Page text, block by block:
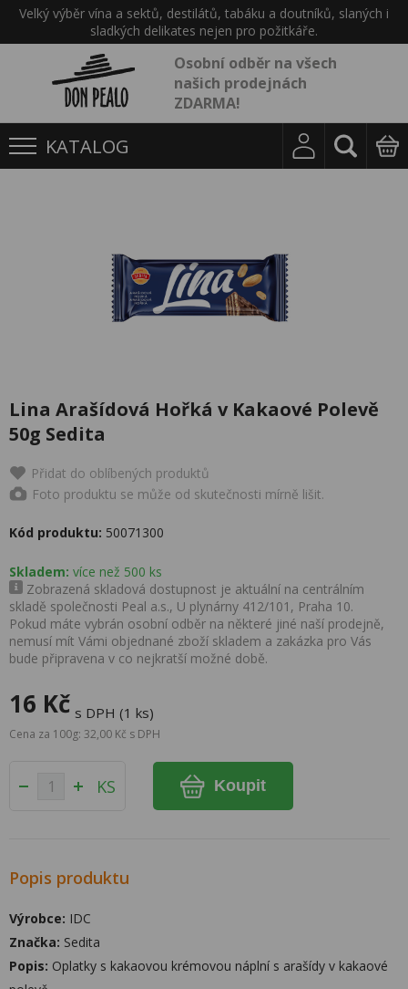
Velký výběr vína a sektů, destilátů, tabáku a doutníků, slaných i
sladkých delikates nejen pro požitkáře.
Osobní odběr na všech
našich prodejnách
ZDARMA!
KATALOG
Lina Arašídová Hořká v Kakaové Polevě
50g Sedita
Přidat do oblíbených produktů
Foto produktu se může od skutečnosti mírně lišit.
Kód produktu: 50071300
Skladem: více než 500 ks
Zobrazená skladová dostupnost je aktuální na centrálním
skladě společnosti Peal a.s., U plynárny 412/101, Praha 10.
Pokud máte vybrán osobní odběr na některé jiné naší prodejně,
nemusí mít Vámi objednané zboží skladem a zakázka pro Vás
bude připravena v co nejkratší možné době.
16 Kč s DPH (1 ks)
Cena za 100g: 32,00 Kč s DPH
KS Koupit
Popis produktu
Výrobce: IDC
Značka: Sedita
Popis: Oplatky s kakaovou krémovou náplní s arašídy v kakaové